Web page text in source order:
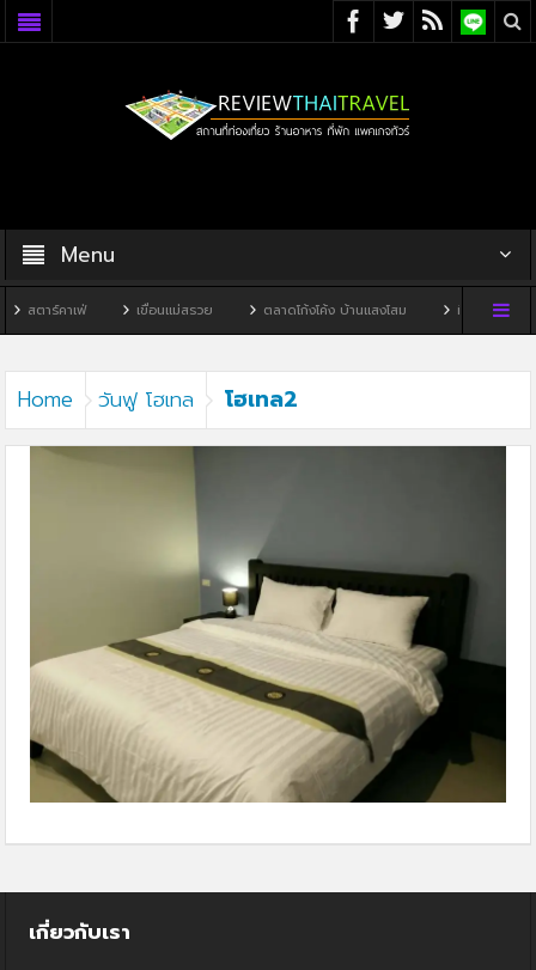
Menu
สตาร์คาเฟ่ เขื่อนแม่สรวย ตลาดโก้งโค้ง บ้านแสงโสม ทิวผาคาเฟ่
Home วันฟู โฮเทล โฮเทล2
เกี่ยวกับเรา